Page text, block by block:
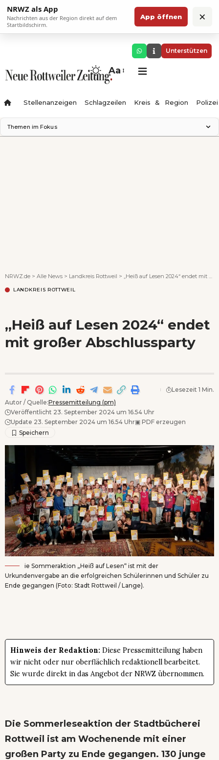
NRWZ als App
Nachrichten aus der Region direkt auf dem
Startbildschirm.
App öffnen ×
Unterstützen
Aa
Stellenanzeigen Schlagzeilen Kreis & Region Polizei
Themen im Fokus
NRWZ.de > Alle News > Landkreis Rottweil > „Heiß auf Lesen 2024“ endet mit großer Abschlussparty
LANDKREIS ROTTWEIL
„Heiß auf Lesen 2024“ endet
mit großer Abschlussparty
Autor / Quelle:Pressemitteilung (pm)
Veröffentlicht 23. September 2024 um 16.54 Uhr
Update 23. September 2024 um 16.54 Uhr▣ PDF erzeugen
Lesezeit 1 Min.
ie Sommeraktion „Heiß auf Lesen“ ist mit der
Urkundenvergabe an die erfolgreichen Schülerinnen und Schüler zu
Ende gegangen (Foto: Stadt Rottweil / Lange).
Hinweis der Redaktion: Diese Pressemitteilung haben
wir nicht oder nur oberflächlich redaktionell bearbeitet.
Sie wurde direkt in das Angebot der NRWZ übernommen.
Die Sommerleseaktion der Stadtbücherei
Rottweil ist am Wochenende mit einer
großen Party zu Ende gegangen. 130 junge